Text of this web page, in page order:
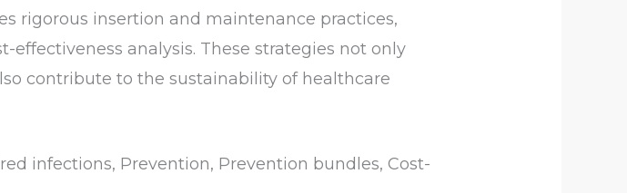
rigorous insertion and maintenance practices,
analysis. These strategies not only
contribute to the sustainability of healthcare
infections, Prevention, Prevention bundles, Cost-